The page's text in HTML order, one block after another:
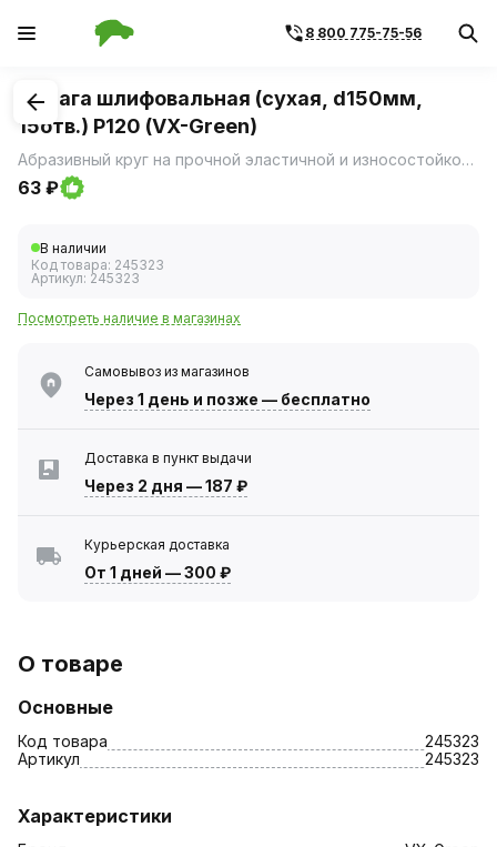
8 800 775-75-56
1/1
Бумага шлифовальная (сухая, d150мм,
15отв.) P120 (VX-Green)
Абразивный круг на прочной эластичной и износостойкой полиэфирной подложке, которая обеспечивает повышенную скорость шлифования.
63 ₽
В наличии
Код товара: 245323
Артикул: 245323
Посмотреть наличие в магазинах
Самовывоз из магазинов
Через 1 день и позже — бесплатно
Доставка в пункт выдачи
Через 2 дня —187 ₽
Курьерская доставка
От 1 дней —300 ₽
О товаре
Основные
Код товара
245323
Артикул
245323
Характеристики